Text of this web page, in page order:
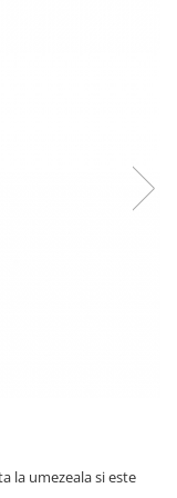
la umezeala si este